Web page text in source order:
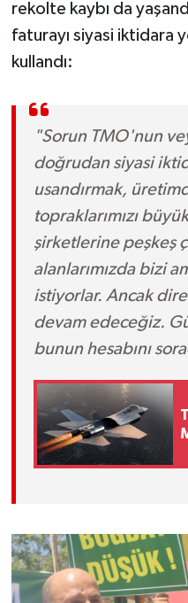
rekolte kaybı da
faturayı siyasi iktidara
kullandı:
"Sorun TMO'nun
doğrudan siyasi
usandırmak,
topraklarımızı
şirketlerine peşkeş
alanlarımızda bizi
istiyorlar. Ancak
devam edeceğiz.
bunun hesabını